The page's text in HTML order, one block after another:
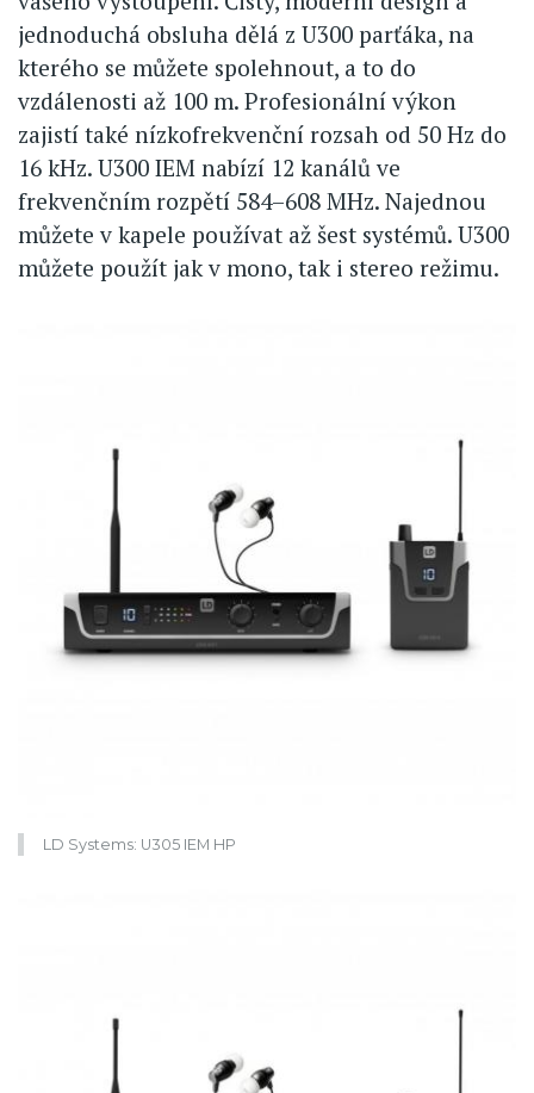
jednoduchá obsluha dělá z U300 parťáka, na
kterého se můžete spolehnout, a to do
vzdálenosti až 100 m. Profesionální výkon
zajistí také nízkofrekvenční rozsah od 50 Hz do
16 kHz. U300 IEM nabízí 12 kanálů ve
frekvenčním rozpětí 584–608 MHz. Najednou
můžete v kapele používat až šest systémů. U300
můžete použít jak v mono, tak i stereo režimu.
LD Systems: U305 IEM HP